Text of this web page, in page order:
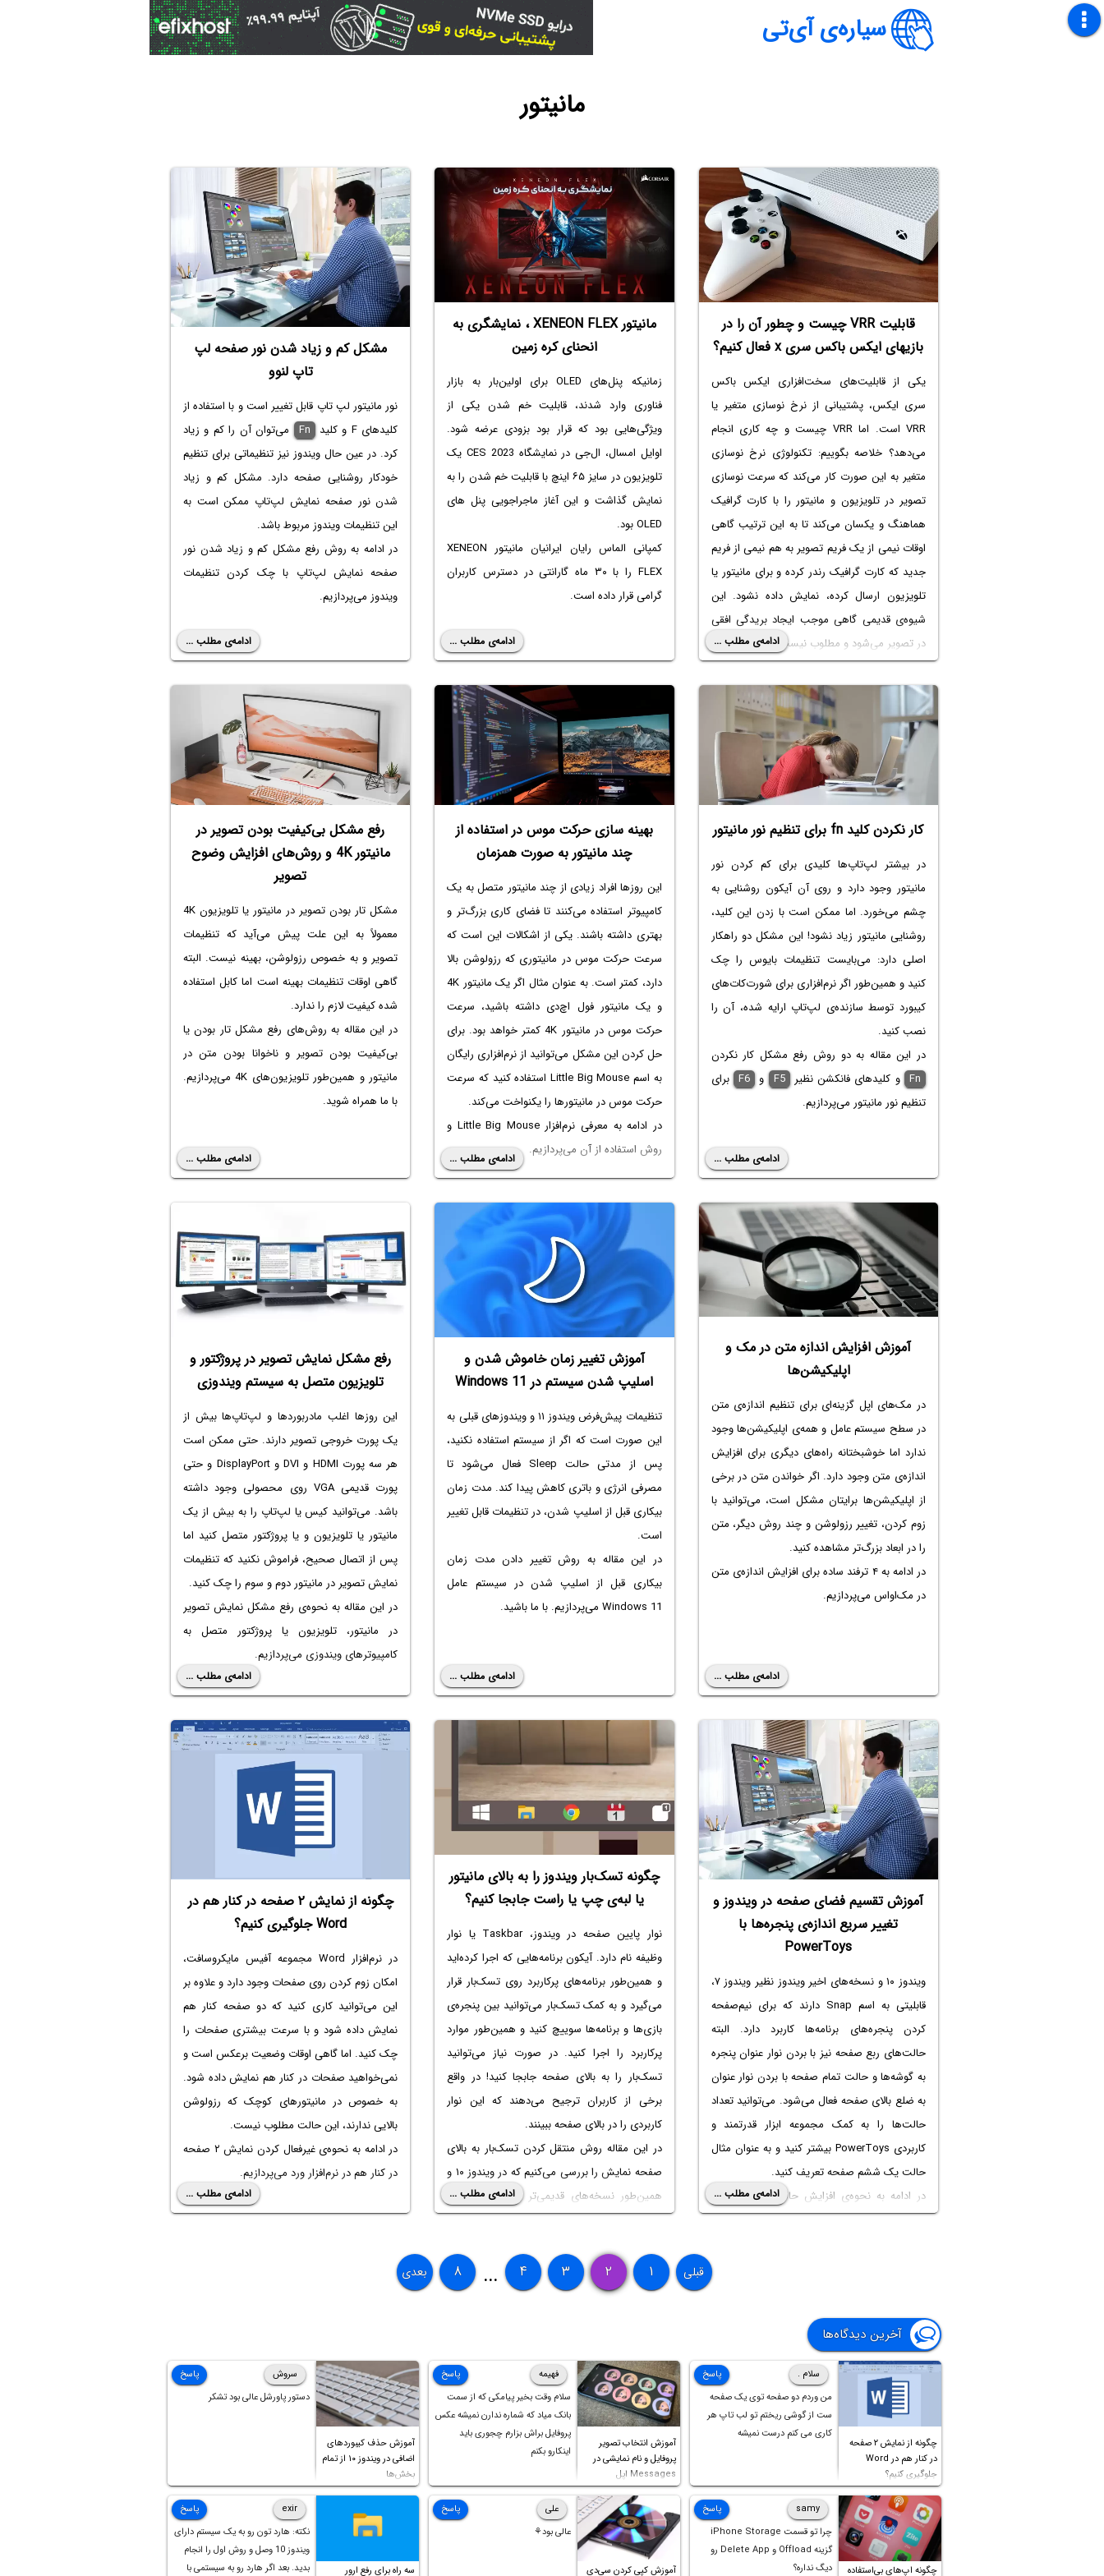
سیاره‌ی آی‌تی
مانیتور
قابلیت VRR چیست و چطور آن را در
بازیهای ایکس باکس سری x فعال کنیم؟
یکی از قابلیت‌های سخت‌افزاری ایکس باکس
سری ایکس، پشتیبانی از نرخ نوسازی متغیر یا
VRR است. اما
VRR چیست
و چه کاری انجام
می‌دهد؟ خلاصه بگوییم: تکنولوژی نرخ نوسازی
متغیر به این صورت کار می‌کند که سرعت نوسازی
تصویر در تلویزیون و مانیتور را با کارت گرافیک
هماهنگ و یکسان می‌کند تا به این ترتیب گاهی
اوقات نیمی از یک فریم تصویر به هم نیمی از فریم
جدید که کارت گرافیک رندر کرده و برای مانیتور یا
تلویزیون ارسال کرده، نمایش داده نشود. این
شیوه‌ی قدیمی گاهی موجب ایجاد بریدگی افقی
در تصویر می‌شود و مطلوب نیست.
موضوع این مقاله تنظیمات VRR ایکس باکس
سری X است. با فعال کردن این ویژگی، کیفیت
اجرایبازیهای ایکس باکس سری x بیشتر می‌شود
و حس می‌کنید که تصویر روان‌تر است و وقفه یا
تیک ندارد. با سیاره‌ی آی‌تی در ادامه‌ی مطلب
همراه شوید.
ادامه‌ی مطلب ...
مانیتور XENEON FLEX ، نمایشگری به
انحنای کره زمین
زمانیکه پنل‌های OLED برای اولین‌بار به بازار
فناوری وارد شدند، قابلیت خم شدن یکی از
ویژگی‌هایی بود که قرار بود بزودی عرضه شود.
اوایل امسال، ال‌جی در نمایشگاه CES 2023 یک
تلویزیون در سایز ۶۵ اینچ با قابلیت خم شدن را به
نمایش گذاشت و این آغاز ماجراجویی پنل های
OLED بود.
کمپانی الماس رایان ایرانیان مانیتور XENEON
FLEX را با ۳۰ ماه گارانتی در دسترس کاربران
گرامی قرار داده است.
ادامه‌ی مطلب ...
مشکل کم و زیاد شدن نور صفحه لپ
تاپ لنوو
نور مانیتور لپ تاپ قابل تغییر است و با استفاده از
کلیدهای F و کلید
Fn
می‌توان آن را کم و زیاد
کرد. در عین حال ویندوز نیز تنظیماتی برای تنظیم
خودکار روشنایی صفحه دارد. مشکل کم و زیاد
شدن نور صفحه نمایش لپ‌تاپ ممکن است به
این تنظیمات ویندوز مربوط باشد.
در ادامه به روش رفع مشکل کم و زیاد شدن نور
صفحه نمایش لپ‌تاپ با چک کردن تنظیمات
ویندوز می‌پردازیم.
ادامه‌ی مطلب ...
کار نکردن کلید fn برای تنظیم نور مانیتور
در بیشتر لپ‌تاپ‌ها کلیدی برای کم کردن نور
مانیتور وجود دارد و روی آن آیکون روشنایی به
چشم می‌خورد. اما ممکن است با زدن این کلید،
روشنایی مانیتور زیاد نشود! این مشکل دو راهکار
اصلی دارد: می‌بایست تنظیمات بایوس را چک
کنید و همین‌طور اگر نرم‌افزاری برای شورت‌کات‌های
کیبورد توسط سازنده‌ی لپ‌تاپ ارایه شده، آن را
نصب کنید.
در این مقاله به دو روش رفع مشکل کار نکردن
Fn و کلید‌های فانکشن نظیر F5 و F6 برای
تنظیم نور مانیتور می‌پردازیم.
ادامه‌ی مطلب ...
بهینه سازی حرکت موس در استفاده از
چند مانیتور به صورت همزمان
این روزها افراد زیادی از چند مانیتور متصل به یک
کامپیوتر استفاده می‌کنند تا فضای کاری بزرگ‌تر و
بهتری داشته باشند. یکی از اشکالات این است که
سرعت حرکت موس در مانیتوری که رزولوشن بالا
دارد، کمتر است. به عنوان مثال اگر یک مانیتور 4K
و یک مانیتور فول اچ‌دی داشته باشید، سرعت
حرکت موس در مانیتور 4K کمتر خواهد بود. برای
حل کردن این مشکل می‌توانید از نرم‌افزاری رایگان
به اسم Little Big Mouse استفاده کنید که سرعت
حرکت موس در مانیتورها را یکنواخت می‌کند.
در ادامه به معرفی نرم‌افزار Little Big Mouse و
روش استفاده از آن می‌پردازیم.
ادامه‌ی مطلب ...
رفع مشکل بی‌کیفیت بودن تصویر در
مانیتور 4K و روش‌های افزایش وضوح
تصویر
مشکل تار بودن تصویر در مانیتور یا تلویزیون 4K
معمولاً به این علت پیش می‌آید که تنظیمات
تصویر و به خصوص رزولوشن، بهینه نیست. البته
گاهی اوقات تنظیمات بهینه است اما کابل استفاده
شده کیفیت لازم را ندارد.
در این مقاله به روش‌های رفع مشکل تار بودن یا
بی‌کیفیت بودن تصویر و ناخوانا بودن متن در
مانیتور و همین‌طور تلویزیون‌های 4K می‌پردازیم.
با ما همراه شوید.
ادامه‌ی مطلب ...
آموزش افزایش اندازه متن در مک و
اپلیکیشن‌ها
در مک‌های اپل گزینه‌ای برای تنظیم اندازه‌ی متن
در سطح سیستم عامل و همه‌ی اپلیکیشن‌ها وجود
ندارد اما خوشبختانه راه‌های دیگری برای افزایش
اندازه‌ی متن وجود دارد. اگر خواندن متن در برخی
از اپلیکیشن‌ها برایتان مشکل است، می‌توانید با
زوم کردن، تغییر رزولوشن و چند روش دیگر، متن
را در ابعاد بزرگ‌تر مشاهده کنید.
در ادامه به ۴ ترفند ساده برای افزایش اندازه‌ی متن
در مک‌او‌اس می‌پردازیم.
ادامه‌ی مطلب ...
آموزش تغییر زمان خاموش شدن و
اسلیپ شدن سیستم در Windows 11
تنظیمات پیش‌فرض ویندوز ۱۱ و ویندوزهای قبلی به
این صورت است که اگر از سیستم استفاده نکنید،
پس از مدتی حالت Sleep فعال می‌شود تا
مصرفی انرژی و باتری کاهش پیدا کند. مدت زمان
بیکاری قبل از اسلیپ شدن، در تنظیمات قابل تغییر
است.
در این مقاله به روش تغییر دادن مدت زمان
بیکاری قبل از اسلیپ شدن در سیستم عامل
Windows 11 می‌پردازیم. با ما باشید.
ادامه‌ی مطلب ...
رفع مشکل نمایش تصویر در پروژکتور و
تلویزیون متصل به سیستم ویندوزی
این روزها اغلب مادربوردها و لپ‌تاپ‌ها بیش از
یک پورت خروجی تصویر دارند. حتی ممکن است
هر سه پورت HDMI و DVI و DisplayPort و حتی
پورت قدیمی VGA روی محصولی وجود داشته
باشد. می‌توانید کیس یا لپ‌تاپ را به بیش از یک
مانیتور یا تلویزیون و یا پروژکتور متصل کنید اما
پس از اتصال صحیح، فراموش نکنید که تنظیمات
نمایش تصویر در مانیتور دوم و سوم را چک کنید.
در این مقاله به نحوه‌ی رفع مشکل نمایش تصویر
در مانیتور، تلویزیون یا پروژکتور متصل به
کامپیوترهای ویندوزی می‌پردازیم.
ادامه‌ی مطلب ...
آموزش تقسیم فضای صفحه در ویندوز و
تغییر سریع اندازه‌ی پنجره‌ها با
PowerToys
ویندوز ۱۰ و نسخه‌های اخیر ویندوز نظیر ویندوز ۷،
قابلیتی به اسم Snap دارند که برای نیم‌صفحه
کردن پنجره‌های برنامه‌ها کاربرد دارد. البته
حالت‌های ربع صفحه نیز با بردن نوار عنوان پنجره
به گوشه‌ها و حالت تمام صفحه با بردن نوار عنوان
به ضلع بالای صفحه فعال می‌شود. می‌توانید تعداد
حالت‌ها را به کمک مجموعه ابزار قدرتمند و
کاربردی PowerToys بیشتر کنید و به عنوان مثال
حالت یک ششم صفحه تعریف کنید.
در ادامه به نحوه‌ی افزایش حالت‌های اسنپ در
ویندوز ۱۰ به کمک Snap Assist نرم‌افزار
ادامه‌ی مطلب ...
چگونه تسک‌بار ویندوز را به بالای مانیتور
یا لبه‌ی چپ یا راست جابجا کنیم؟
نوار پایین صفحه در ویندوز، Taskbar یا نوار
وظیفه نام دارد. آیکون برنامه‌هایی که اجرا کرده‌اید
و همین‌طور برنامه‌های پرکاربرد روی تسک‌بار قرار
می‌گیرد و به کمک تسک‌بار می‌توانید بین پنجره‌ی
بازی‌ها و برنامه‌ها سوییچ کنید و همین‌طور موارد
پرکاربرد را اجرا کنید. در صورت نیاز می‌توانید
تسک‌بار را به بالای صفحه جابجا کنید! در واقع
برخی از کاربران ترجیح می‌دهند که این نوار
کاربردی را در بالای صفحه ببینند.
در این مقاله روش منتقل کردن تسک‌بار به بالای
صفحه نمایش را بررسی می‌کنیم که در ویندوز ۱۰ و
همین‌طور نسخه‌های قدیمی‌تر ویندوز امکان‌پذیر
است. با ما باشید.
ادامه‌ی مطلب ...
چگونه از نمایش ۲ صفحه در کنار هم در
Word جلوگیری کنیم؟
در نرم‌افزار Word مجموعه آفیس مایکروسافت،
امکان زوم کردن روی صفحات وجود دارد و علاوه بر
این می‌توانید کاری کنید که دو صفحه کنار هم
نمایش داده شود و با سرعت بیشتری صفحات را
چک کنید. اما گاهی اوقات وضعیت برعکس است و
نمی‌خواهید صفحات در کنار هم نمایش داده شود.
به خصوص در مانیتورهای کوچک که رزولوشن
بالایی ندارند، این حالت مطلوب نیست.
در ادامه به نحوه‌ی غیرفعال کردن نمایش ۲ صفحه
در کنار هم در نرم‌افزار ورد می‌پردازیم.
ادامه‌ی مطلب ...
قبلی ۱ ۲ ۳ ۴ ... ۸ بعدی
آخرین دیدگاه‌ها
چگونه از نمایش ۲ صفحه
در کنار هم در Word
جلوگیری کنیم؟
سلام .
من وردم دو صفحه توی یک صفحه
ست از گوشی ریختم تو لب تاپ هر
کاری می کنم درست نمیشه
پاسخ
آموزش انتخاب تصویر
پروفایل و نام نمایشی در
Messages اپل
فهیمه
سلام وقت بخیر پیامکی که از سمت
بانک میاد که شماره ندارن نمیشه عکس
پروفایل براش بزارم چجوری باید
اینکارو بکنم
پاسخ
آموزش حذف کیبوردهای
اضافی در ویندوز ۱۰ از تمام
بخش‌ها
سروش
دستور پاورشل عالی بود تشکر
پاسخ
چگونه اپ‌های بی‌استفاده
samy
چرا تو قسمت iPhone Storage
گزینه Offload و Delete App رو
دیگ نداره؟
پاسخ
آموزش کپی کردن سی‌دی
علی
عالی بود⚘
پاسخ
سه راه برای رفع ارور
exir
نکته: هارد تون رو به یک سیستم دارای
ویندوز 10 وصل و روش اول را انجام
بدید. بعد اگر هارد رو به سیستمی با
پاسخ